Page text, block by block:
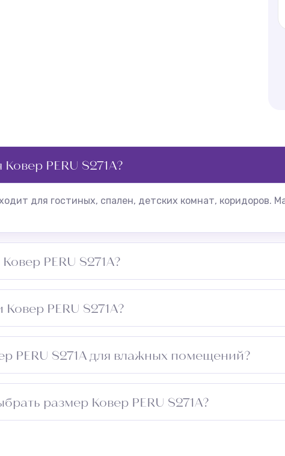
PERU S271A?
для гостиных, спален, детских комнат, коридоров.
PERU S271A?
PERU S271A?
PERU S271A для влажных помещений?
размер Ковер PERU S271A?